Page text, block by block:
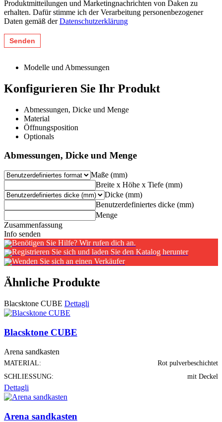
Produktmitteilungen und Marketingnachrichten von Daken zu
erhalten. Dafür stimme ich der Verarbeitung personenbezogener
Daten gemäß derDatenschutzerklärung
Modelle und Abmessungen
Konfigurieren Sie Ihr Produkt
Abmessungen, Dicke und Menge
Material
Öffnungsposition
Optionals
Abmessungen, Dicke und Menge
Maße (mm)
Breite x Höhe x Tiefe (mm)
Dicke (mm)
Benutzerdefiniertes dicke (mm)
Menge
Zusammenfassung
Info senden
Benötigen Sie Hilfe? Wir rufen dich an.
Registrieren Sie sich und laden Sie den Katalog herunter
Wenden Sie sich an einen Verkäufer
Ähnliche Produkte
Blacsktone CUBE Dettagli
Blacsktone CUBE
Arena sandkasten
MATERIAL:
Rot pulverbeschichtet
SCHLIESSUNG:
mit Deckel
Dettagli
Arena sandkasten